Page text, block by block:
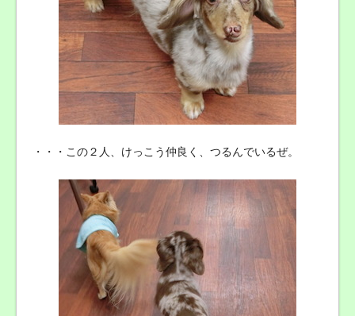
・・・この２人、けっこう仲良く、つるんでいるぜ。